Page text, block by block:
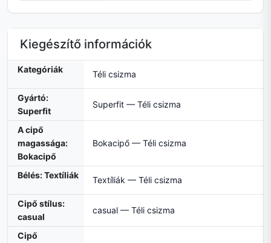
Kiegészítő információk
Kategóriák Téli csizma
Gyártó:
Superfit
Superfit — Téli csizma
A cipő
magassága:
Bokacipő
Bokacipő — Téli csizma
Bélés: Textíliák Textíliák — Téli csizma
Cipő stílus:
casual
casual — Téli csizma
Cipő